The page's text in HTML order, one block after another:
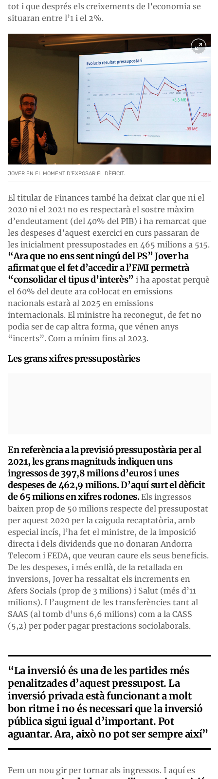
tot i que després els creixements de l’economia se
situaran entre l’1 i el 2%.
JOVER EN EL MOMENT D'EXPOSAR EL DÈFICIT.
El titular de Finances també ha deixat clar que ni el
2020 ni el 2021 no es respectarà el sostre màxim
d’endeutament (del 40% del PIB) i ha remarcat que
les despeses d’aquest exercici en curs passaran de
les inicialment pressupostades en 465 milions a 515.
“Ara que no ens sent ningú del PS” Jover ha
afirmat que el fet d’accedir a l’FMI permetrà
“consolidar el tipus d’interès” i ha apostat perquè
el 60% del deute ara col·locat en emissions
nacionals estarà al 2025 en emissions
internacionals. El ministre ha reconegut, de fet no
podia ser de cap altra forma, que vénen anys
“incerts”. Com a mínim fins al 2023.
Les grans xifres pressupostàries
En referència a la previsió pressupostària per al
2021, les grans magnituds indiquen uns
ingressos de 397,8 milions d’euros i unes
despeses de 462,9 milions. D’aquí surt el dèficit
de 65 milions en xifres rodones.Els ingressos
baixen prop de 50 milions respecte del pressupostat
per aquest 2020 per la caiguda recaptatòria, amb
especial incís, l’ha fet el ministre, de la imposició
directa i dels dividends que no donaran Andorra
Telecom i FEDA, que veuran caure els seus beneficis.
De les despeses, i més enllà, de la retallada en
inversions, Jover ha ressaltat els increments en
Afers Socials (prop de 3 milions) i Salut (més d’11
milions). I l’augment de les transferències tant al
SAAS (al tomb d’uns 6,6 milions) com a la CASS
(5,2) per poder pagar prestacions sociolaborals.
“La inversió és una de les partides més
penalitzades d’aquest pressupost. La
inversió privada està funcionant a molt
bon ritme i no és necessari que la inversió
pública sigui igual d’important. Pot
aguantar. Ara, això no pot ser sempre així”
Fem un nou gir per tornar als ingressos. I aquí es